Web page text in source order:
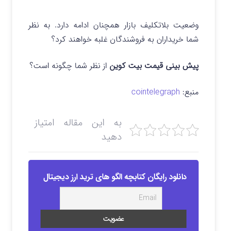
وضعیت بلاتکلیف بازار همچنان ادامه دارد. به نظر
شما خریداران به فروشندگان غلبه خواهند کرد؟
پیش بینی قیمت بیت کوین از نظر شما چگونه است؟
منبع: cointelegraph
به این مقاله امتیاز
دهید
دانلود رایگان کتابچه الگو های ترید ارز دیجیتال